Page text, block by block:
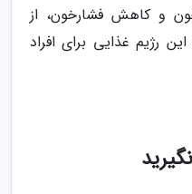
و کاهش فشارخون، از
رژیم غذایی برای افراد